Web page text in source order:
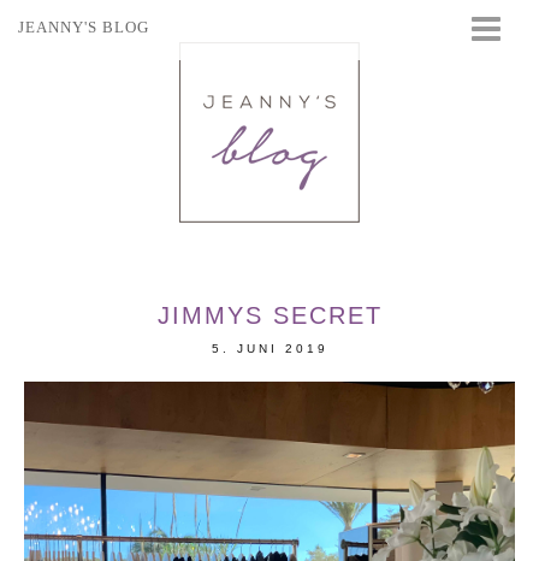
JEANNY'S BLOG
JIMMYS SECRET
5. JUNI 2019